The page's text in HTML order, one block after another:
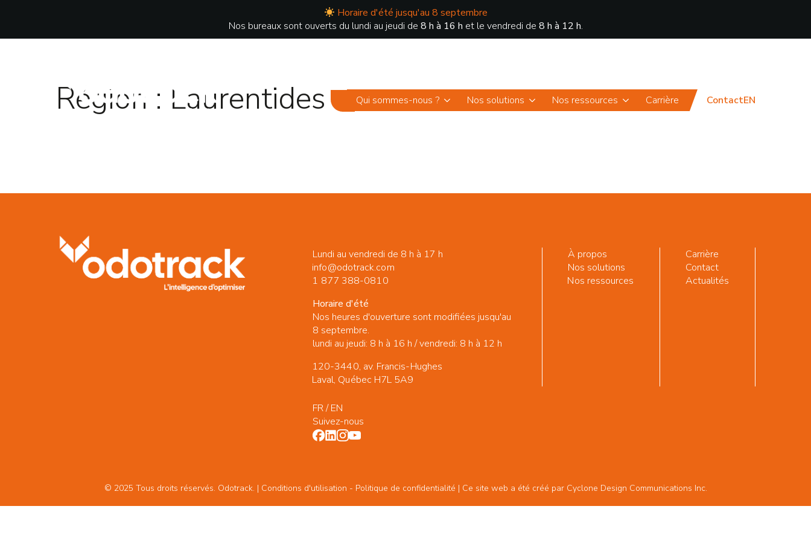
Horaire d'été jusqu'au 8 septembre
Nos bureaux sont ouverts du lundi au jeudi de 8 h à 16 h et le vendredi de 8 h à 12 h.
Qui sommes-nous ?
Nos solutions Nos ressources Carrière ContactEN
Région : Laurentides
Lundi au vendredi de 8 h à 17 h
info@odotrack.com
1 877 388-0810
Horaire d'été
Nos heures d'ouverture sont modifiées jusqu'au
8 septembre.
lundi au jeudi: 8 h à 16 h / vendredi: 8 h à 12 h
120-3440, av. Francis-Hughes
Laval, Québec H7L 5A9
À propos
Nos solutions
Nos ressources
Carrière
Contact
Actualités
FR/EN
Suivez-nous
© 2025 Tous droits réservés. Odotrack. | Conditions d'utilisation - Politique de confidentialité | Ce site web a été créé par Cyclone Design Communications Inc.